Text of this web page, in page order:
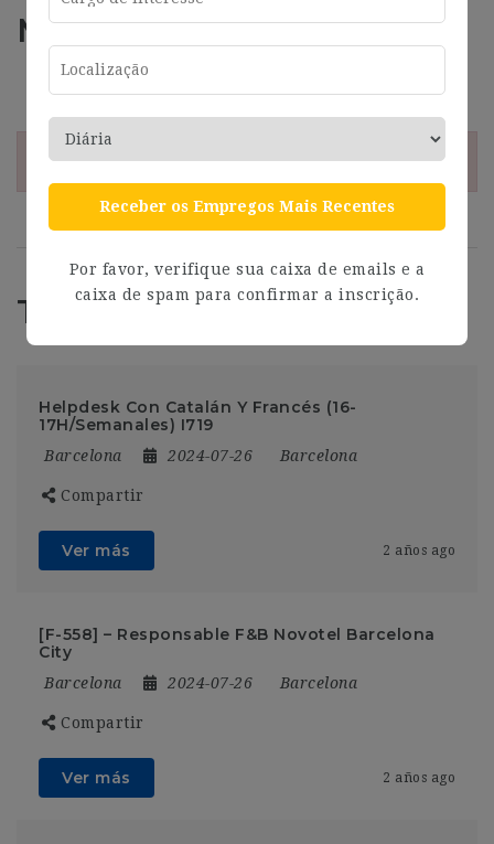
Más información
Address Barcelona
¡Esta oferta esta caducada!
Trabajos Relacionados
Helpdesk Con Catalán Y Francés (16-
17H/Semanales) I719
Barcelona 2024-07-26 Barcelona
Compartir
Ver más 2 años ago
[F-558] – Responsable F&B Novotel Barcelona
City
Barcelona 2024-07-26 Barcelona
Compartir
Ver más 2 años ago
Receber os Empregos Mais Recentes
Por favor, verifique sua caixa de emails e a
caixa de spam para confirmar a inscrição.